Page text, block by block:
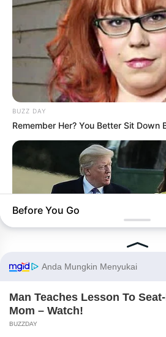
Tampil Lebih Modern, 7
Hasil Renovasi Rumah
90 Tahun
BUZZ DAY
Remember Her? You Better Sit Down
Melania Trump Moments We Can't
Camera
Before You Go